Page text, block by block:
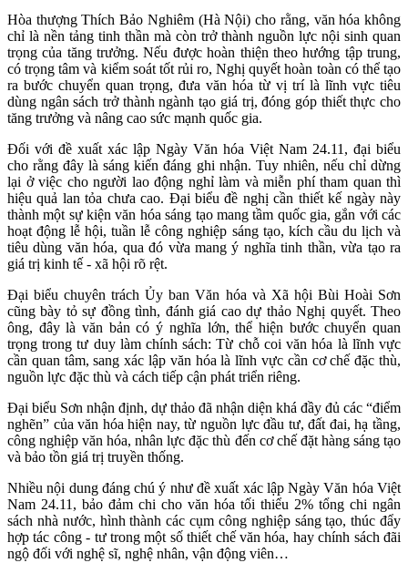
Hòa thượng Thích Bảo Nghiêm (Hà Nội) cho rằng, văn hóa không
chỉ là nền tảng tinh thần mà còn trở thành nguồn lực nội sinh quan
trọng của tăng trưởng. Nếu được hoàn thiện theo hướng tập trung,
có trọng tâm và kiểm soát tốt rủi ro, Nghị quyết hoàn toàn có thể tạo
ra bước chuyển quan trọng, đưa văn hóa từ vị trí là lĩnh vực tiêu
dùng ngân sách trở thành ngành tạo giá trị, đóng góp thiết thực cho
tăng trưởng và nâng cao sức mạnh quốc gia.
Đối với đề xuất xác lập Ngày Văn hóa Việt Nam 24.11, đại biểu
cho rằng đây là sáng kiến đáng ghi nhận. Tuy nhiên, nếu chỉ dừng
lại ở việc cho người lao động nghỉ làm và miễn phí tham quan thì
hiệu quả lan tỏa chưa cao. Đại biểu đề nghị cần thiết kế ngày này
thành một sự kiện văn hóa sáng tạo mang tầm quốc gia, gắn với các
hoạt động lễ hội, tuần lễ công nghiệp sáng tạo, kích cầu du lịch và
tiêu dùng văn hóa, qua đó vừa mang ý nghĩa tinh thần, vừa tạo ra
giá trị kinh tế - xã hội rõ rệt.
Đại biểu chuyên trách Ủy ban Văn hóa và Xã hội Bùi Hoài Sơn
cũng bày tỏ sự đồng tình, đánh giá cao dự thảo Nghị quyết. Theo
ông, đây là văn bản có ý nghĩa lớn, thể hiện bước chuyển quan
trọng trong tư duy làm chính sách: Từ chỗ coi văn hóa là lĩnh vực
cần quan tâm, sang xác lập văn hóa là lĩnh vực cần cơ chế đặc thù,
nguồn lực đặc thù và cách tiếp cận phát triển riêng.
Đại biểu Sơn nhận định, dự thảo đã nhận diện khá đầy đủ các “điểm
nghẽn” của văn hóa hiện nay, từ nguồn lực đầu tư, đất đai, hạ tầng,
công nghiệp văn hóa, nhân lực đặc thù đến cơ chế đặt hàng sáng tạo
và bảo tồn giá trị truyền thống.
Nhiều nội dung đáng chú ý như đề xuất xác lập Ngày Văn hóa Việt
Nam 24.11, bảo đảm chi cho văn hóa tối thiểu 2% tổng chi ngân
sách nhà nước, hình thành các cụm công nghiệp sáng tạo, thúc đẩy
hợp tác công - tư trong một số thiết chế văn hóa, hay chính sách đãi
ngộ đối với nghệ sĩ, nghệ nhân, vận động viên…